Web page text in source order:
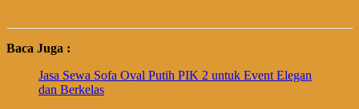
Baca Juga :
Jasa Sewa Sofa Oval Putih PIK 2 untuk Event Elegan
dan Berkelas